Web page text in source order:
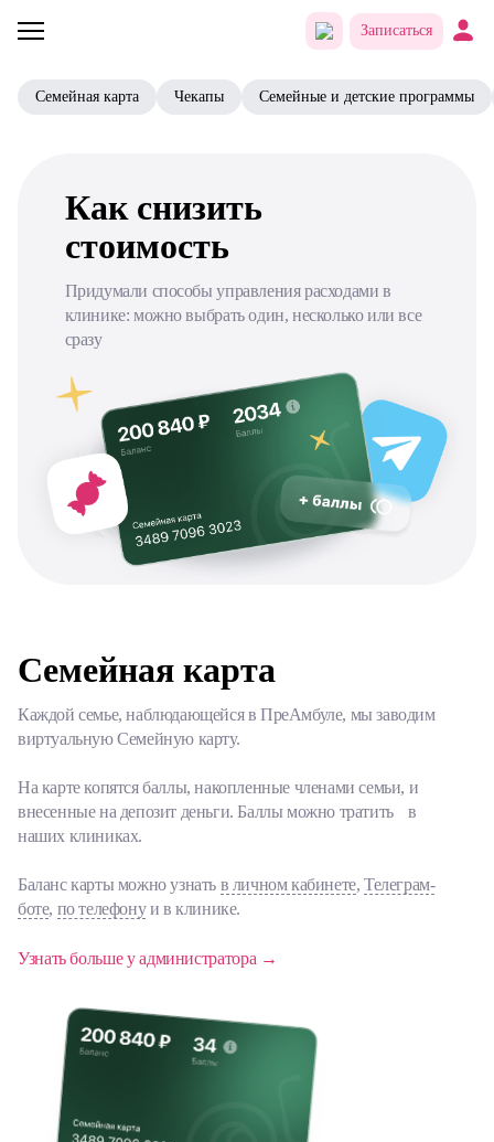
Записаться
Семейная карта Чекапы Семейные и детские программы
Как снизить
стоимость
Придумали способы управления расходами в
клинике: можно выбрать один, несколько или все
сразу
Семейная карта
Каждой семье, наблюдающейся в ПреАмбуле, мы заводим
виртуальную Семейную карту.
На карте копятся баллы, накопленные членами семьи, и
внесенные на депозит деньги. Баллы можно тратить в
наших клиниках.
Баланс карты можно узнать в личном кабинете,Телеграм-
боте, по телефонуи в клинике.
Узнать больше у администратора →